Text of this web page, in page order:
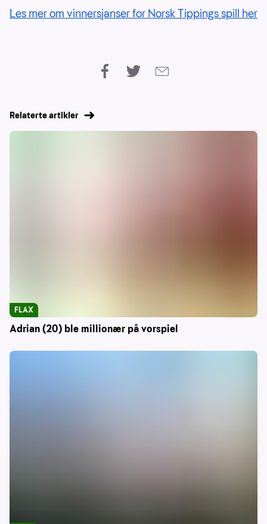
Les mer om vinnersjanser for Norsk Tippings spill her
Relaterte artikler
Adrian (20) ble millionær på vorspiel
FLAX